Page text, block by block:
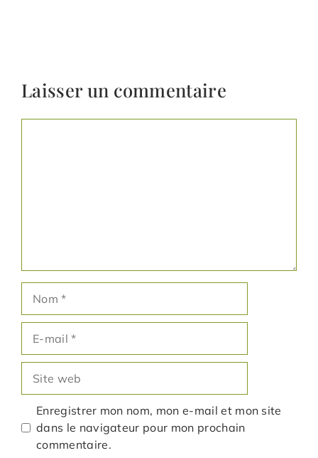
Laisser un commentaire
mail
web
Enregistrer mon nom, mon e-mail et mon site
dans le navigateur pour mon prochain
commentaire.